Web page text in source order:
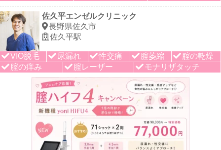
佐久平エンゼルクリニック
長野県佐久市
佐久平駅
VIO脱毛 尿漏れ 性交痛 腟萎縮
腟の乾燥
腟の痒み
腟レーザー モナリザタッチ